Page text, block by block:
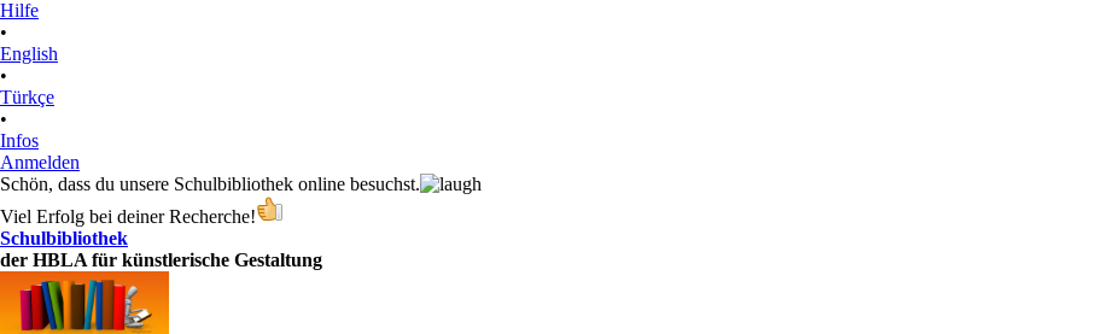
Hilfe
•
English
•
Türkçe
•
Infos
Anmelden
Schön, dass du unsere Schulbibliothek online besuchst.
Viel Erfolg bei deiner Recherche!
Schulbibliothek
der HBLA für künstlerische Gestaltung